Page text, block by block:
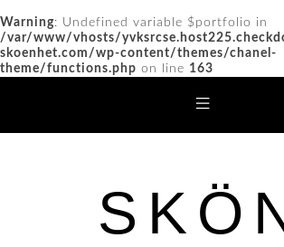
Warning: Undefined variable $portfolio in
/var/www/vhosts/
skoenhet.com/wp-content/themes/chanel-
theme/functions.php on line 163